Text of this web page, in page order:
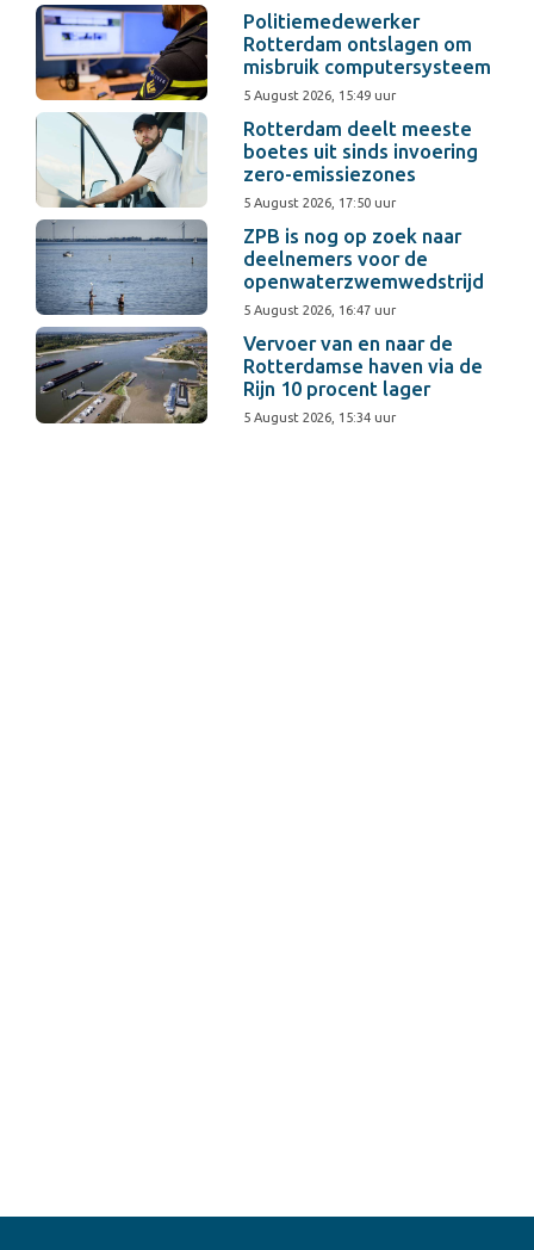
Politiemedewerker
Rotterdam ontslagen om
misbruik computersysteem
5 August 2026, 15:49 uur
Rotterdam deelt meeste
boetes uit sinds invoering
zero-emissiezones
5 August 2026, 17:50 uur
ZPB is nog op zoek naar
deelnemers voor de
openwaterzwemwedstrijd
5 August 2026, 16:47 uur
Vervoer van en naar de
Rotterdamse haven via de
Rijn 10 procent lager
5 August 2026, 15:34 uur